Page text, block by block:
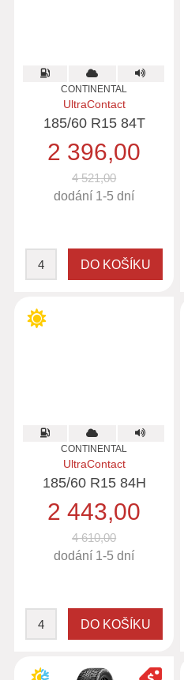
CONTINENTAL
UltraContact
185/60 R15 84T
2 396,00
4 521,00
dodání 1-5 dní
CONTINENTAL
UltraContact
185/60 R15 84H
2 443,00
4 610,00
dodání 1-5 dní